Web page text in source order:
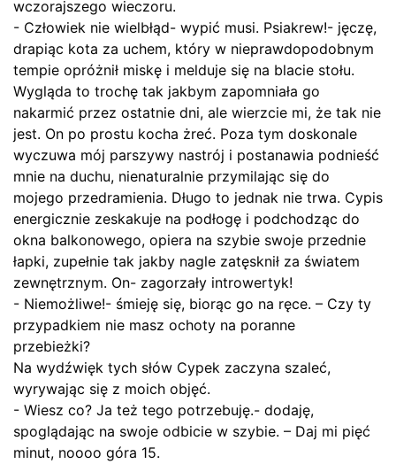
wczorajszego wieczoru.
- Człowiek nie wielbłąd- wypić musi. Psiakrew!- jęczę,
drapiąc kota za uchem, który w nieprawdopodobnym
tempie opróżnił miskę i melduje się na blacie stołu.
Wygląda to trochę tak jakbym zapomniała go
nakarmić przez ostatnie dni, ale wierzcie mi, że tak nie
jest. On po prostu kocha żreć. Poza tym doskonale
wyczuwa mój parszywy nastrój i postanawia podnieść
mnie na duchu, nienaturalnie przymilając się do
mojego przedramienia. Długo to jednak nie trwa. Cypis
energicznie zeskakuje na podłogę i podchodząc do
okna balkonowego, opiera na szybie swoje przednie
łapki, zupełnie tak jakby nagle zatęsknił za światem
zewnętrznym. On- zagorzały introwertyk!
- Niemożliwe!- śmieję się, biorąc go na ręce. – Czy ty
przypadkiem nie masz ochoty na poranne
przebieżki?
Na wydźwięk tych słów Cypek zaczyna szaleć,
wyrywając się z moich objęć.
- Wiesz co? Ja też tego potrzebuję.- dodaję,
spoglądając na swoje odbicie w szybie. – Daj mi pięć
minut, noooo góra 15.